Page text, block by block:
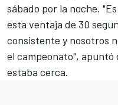
sábado por la noche.
esta ventaja de 30
consistente y nosotros
el campeonato",
estaba cerca.